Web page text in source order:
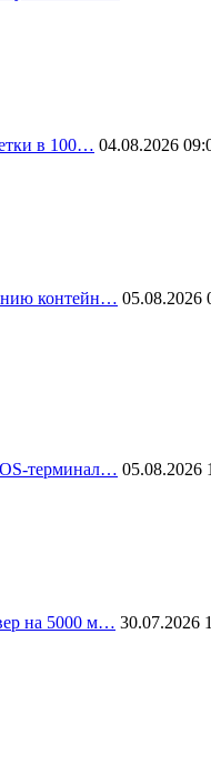
в 100… 04.08.2026
контейн… 05.08.2026
терминал… 05.08.2026
на 5000 м… 30.07.2026